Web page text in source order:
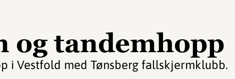
og tandemhopp
i Vestfold med Tønsberg fallskjermklubb.